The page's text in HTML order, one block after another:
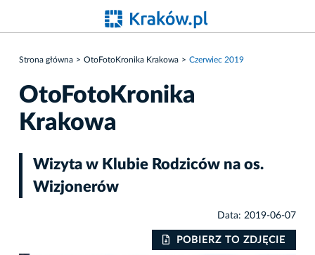
Strona główna OtoFotoKronika Krakowa Czerwiec 2019
OtoFotoKronika
Krakowa
Wizyta w Klubie Rodziców na os.
Wizjonerów
Data: 2019-06-07
POBIERZ TO ZDJĘCIE